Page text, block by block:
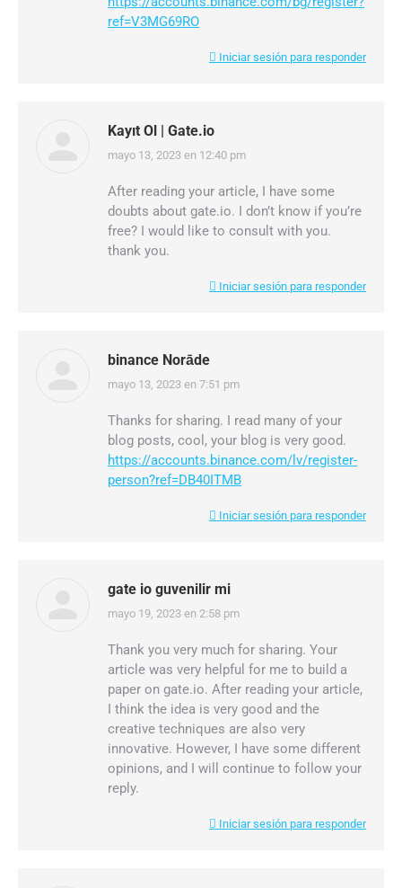
ref=V3MG69RO
Iniciar sesión para responder
Kayıt Ol | Gate.io
dice:
mayo 13, 2023 en 12:40 pm
After reading your article, I have some
doubts about gate.io. I don’t know if you’re
free? I would like to consult with you.
thank you.
Iniciar sesión para responder
binance Norāde
dice:
mayo 13, 2023 en 7:51 pm
Thanks for sharing. I read many of your
blog posts, cool, your blog is very good.
https://accounts.binance.com/lv/register-
person?ref=DB40ITMB
Iniciar sesión para responder
gate io guvenilir mi
dice:
mayo 19, 2023 en 2:58 pm
Thank you very much for sharing. Your
article was very helpful for me to build a
paper on gate.io. After reading your article,
I think the idea is very good and the
creative techniques are also very
innovative. However, I have some different
opinions, and I will continue to follow your
reply.
Iniciar sesión para responder